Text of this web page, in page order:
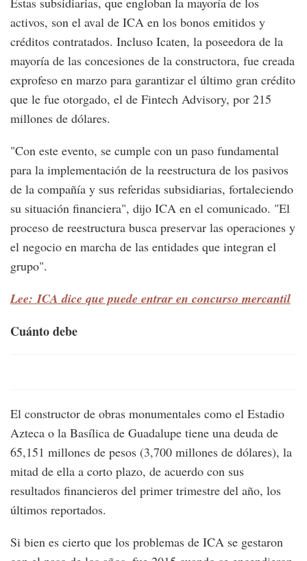
activos, son el aval de ICA en los bonos emitidos y
créditos contratados. Incluso Icaten, la poseedora de la
mayoría de las concesiones de la constructora, fue creada
exprofeso en marzo para garantizar el último gran crédito
que le fue otorgado, el de Fintech Advisory, por 215
millones de dólares.
"Con este evento, se cumple con un paso fundamental
para la implementación de la reestructura de los pasivos
de la compañía y sus referidas subsidiarias, fortaleciendo
su situación financiera", dijo ICA en el comunicado. "El
proceso de reestructura busca preservar las operaciones y
el negocio en marcha de las entidades que integran el
grupo".
Lee: ICA dice que puede entrar en concurso mercantil
Cuánto debe
El constructor de obras monumentales como el Estadio
Azteca o la Basílica de Guadalupe tiene una deuda de
65,151 millones de pesos (3,700 millones de dólares), la
mitad de ella a corto plazo, de acuerdo con sus
resultados financieros del primer trimestre del año, los
últimos reportados.
Si bien es cierto que los problemas de ICA se gestaron